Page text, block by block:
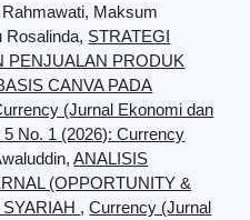
Maksum
Rosalinda, STRATEGI
PENJUALAN PRODUK
CANVA PADA
(Jurnal Ekonomi dan
No. 1 (2026): Currency
ANALISIS
(OPPORTUNITY &
,Currency (Jurnal